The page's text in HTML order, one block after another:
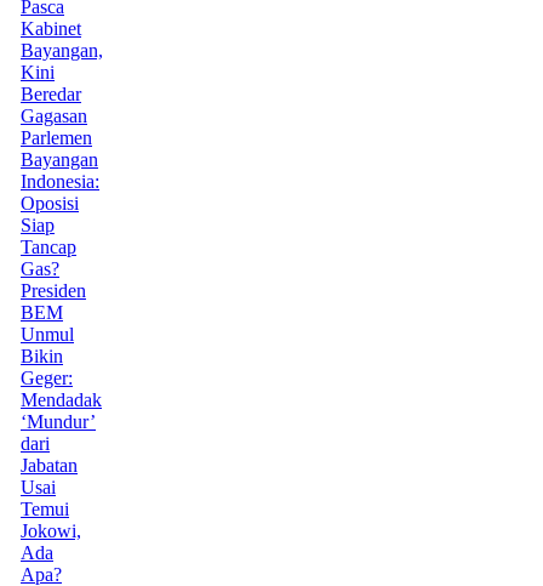
Pasca
Kabinet
Bayangan,
Kini
Beredar
Gagasan
Parlemen
Bayangan
Indonesia:
Oposisi
Siap
Tancap
Gas?
Presiden
BEM
Unmul
Bikin
Geger:
Mendadak
‘Mundur’
dari
Jabatan
Usai
Temui
Jokowi,
Ada
Apa?